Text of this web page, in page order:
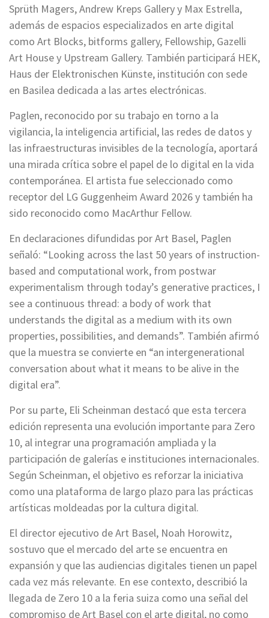
Sprüth Magers, Andrew Kreps Gallery y Max Estrella,
además de espacios especializados en arte digital
como Art Blocks, bitforms gallery, Fellowship, Gazelli
Art House y Upstream Gallery. También participará HEK,
Haus der Elektronischen Künste, institución con sede
en Basilea dedicada a las artes electrónicas.
Paglen, reconocido por su trabajo en torno a la
vigilancia, la inteligencia artificial, las redes de datos y
las infraestructuras invisibles de la tecnología, aportará
una mirada crítica sobre el papel de lo digital en la vida
contemporánea. El artista fue seleccionado como
receptor del LG Guggenheim Award 2026 y también ha
sido reconocido como MacArthur Fellow.
En declaraciones difundidas por Art Basel, Paglen
señaló: “Looking across the last 50 years of instruction-
based and computational work, from postwar
experimentalism through today’s generative practices, I
see a continuous thread: a body of work that
understands the digital as a medium with its own
properties, possibilities, and demands”. También afirmó
que la muestra se convierte en “an intergenerational
conversation about what it means to be alive in the
digital era”.
Por su parte, Eli Scheinman destacó que esta tercera
edición representa una evolución importante para Zero
10, al integrar una programación ampliada y la
participación de galerías e instituciones internacionales.
Según Scheinman, el objetivo es reforzar la iniciativa
como una plataforma de largo plazo para las prácticas
artísticas moldeadas por la cultura digital.
El director ejecutivo de Art Basel, Noah Horowitz,
sostuvo que el mercado del arte se encuentra en
expansión y que las audiencias digitales tienen un papel
cada vez más relevante. En ese contexto, describió la
llegada de Zero 10 a la feria suiza como una señal del
compromiso de Art Basel con el arte digital, no como